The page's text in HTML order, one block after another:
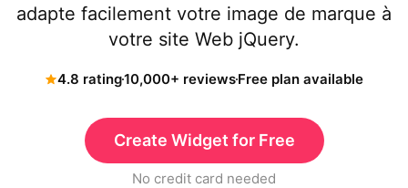
adapte facilement votre image de marque à
votre site Web jQuery.
4.8 rating10,000+ reviewsFree plan available
Create Widget for Free
No credit card needed